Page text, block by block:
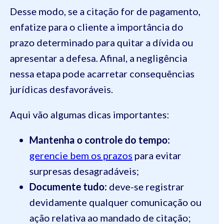
Desse modo, se a citação for de pagamento,
enfatize para o cliente a importância do
prazo determinado para quitar a dívida ou
apresentar a defesa. Afinal, a negligência
nessa etapa pode acarretar consequências
jurídicas desfavoráveis.
Aqui vão algumas dicas importantes:
Mantenha o controle do tempo:
gerencie bem os prazos para evitar
surpresas desagradáveis;
Documente tudo: deve-se registrar
devidamente qualquer comunicação ou
ação relativa ao mandado de citação;